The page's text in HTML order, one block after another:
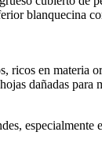
blanquecina
ricos en materia
dañadas para